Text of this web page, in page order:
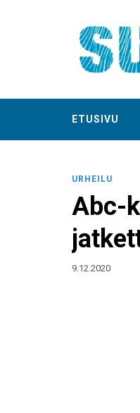
ETUSIVU
URHEILU
Abc-
9.12.2020